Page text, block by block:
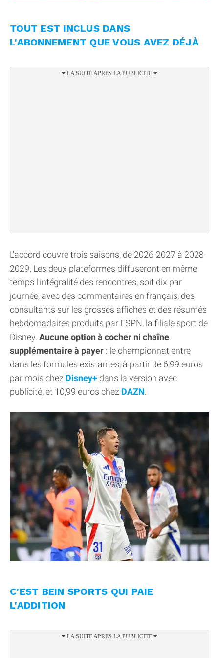
TOUT EST INCLUS DANS
L'ABONNEMENT QUE VOUS AVEZ DÉJÀ
L'accord couvre trois saisons, de 2026-2027 à 2028-
2029. Les deux plateformes diffuseront en même
temps l'intégralité des rencontres, soit dix par
journée, avec des commentaires en français, des
consultants sur les grosses affiches et des résumés
hebdomadaires produits par ESPN, la filiale sport de
Disney. Aucune option à cocher ni chaîne
supplémentaire à payer : le championnat entre
dans les formules existantes, à partir de 6,99 euros
par mois chez Disney+ dans la version avec
publicité, et 10,99 euros chez DAZN.
C'EST BEIN SPORTS QUI PAIE
L'ADDITION